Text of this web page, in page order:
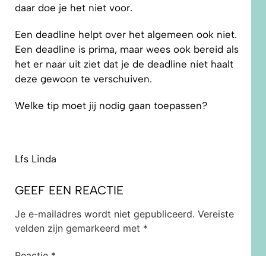
daar doe je het niet voor.
Een deadline helpt over het algemeen ook niet.
Een deadline is prima, maar wees ook bereid als
het er naar uit ziet dat je de deadline niet haalt
deze gewoon te verschuiven.
Welke tip moet jij nodig gaan toepassen?
Lfs Linda
GEEF EEN REACTIE
Je e-mailadres wordt niet gepubliceerd. Vereiste
velden zijn gemarkeerd met *